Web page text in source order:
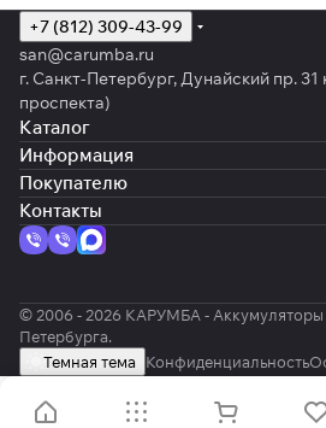
+7 (812) 309-43-99
san@carumba.ru
г. Санкт-Петербург, Дунайский пр. 31
проспекта)
Каталог
Информация
Покупателю
Контакты
© 2006 - 2026 КАРУМБА - Аккумуляторы
Петербурга.
Темная тема
Конфиденциальность